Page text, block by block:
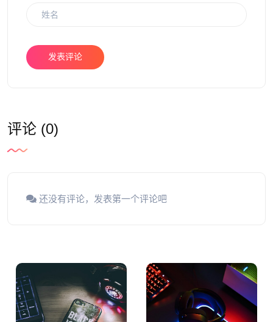
发表评论
评论 (0)
还没有评论，发表第一个评论吧